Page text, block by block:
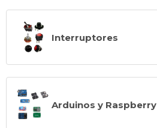
Interruptores
Arduinos y Raspberry